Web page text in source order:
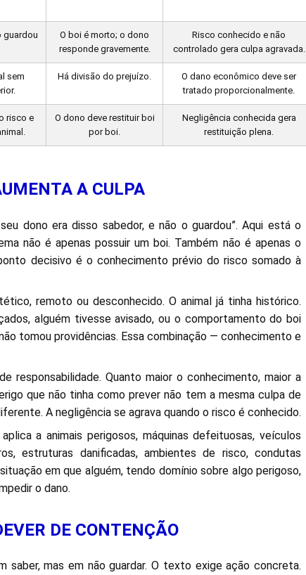
guardou
O boi é morto; o dono
responde gravemente.
Risco conhecido e não
controlado gera culpa agravada.
sem
Há divisão do prejuízo.
O dano econômico deve ser
tratado proporcionalmente.
risco e
O dono deve restituir boi
por boi.
Negligência conhecida gera
restituição plena.
A CULPA
dono era disso sabedor, e não o guardou”. Aqui está o
não é apenas possuir um boi. Também não é apenas o
decisivo é o conhecimento prévio do risco somado à
remoto ou desconhecido. O animal já tinha histórico.
alguém tivesse avisado, ou o comportamento do boi
tomou providências. Essa combinação — conhecimento e
responsabilidade. Quanto maior o conhecimento, maior a
que não tinha como prever não tem a mesma culpa de
A negligência se agrava quando o risco é conhecido.
a animais perigosos, máquinas defeituosas, veículos
estruturas danificadas, ambientes de risco, condutas
em que alguém, tendo domínio sobre algo perigoso,
o dano.
DE CONTENÇÃO
saber, mas em não guardar. O texto exige ação concreta.